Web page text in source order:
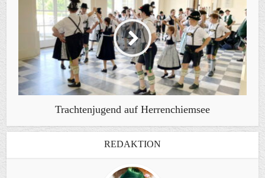
Trachtenjugend auf Herrenchiemsee
REDAKTION